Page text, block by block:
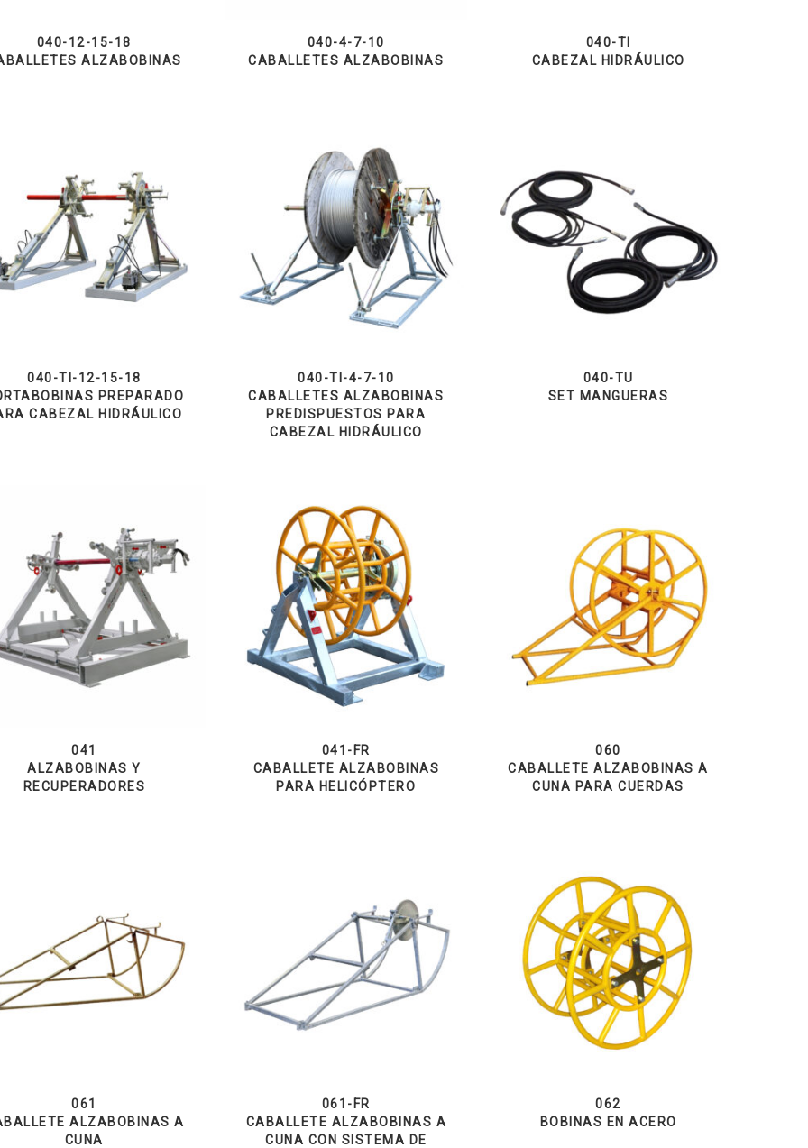
040-12-15-18
ALZABOBINAS
040-4-7-10
CABALLETES ALZABOBINAS
040-TI
CABEZAL HIDRÁULICO
040-TI-12-15-18
PREPARADO
CABEZAL HIDRÁULICO
040-TI-4-7-10
CABALLETES ALZABOBINAS
PREDISPUESTOS PARA
CABEZAL HIDRÁULICO
040-TU
SET MANGUERAS
041
ALZABOBINAS Y
RECUPERADORES
041-FR
CABALLETE ALZABOBINAS
PARA HELICÓPTERO
060
CABALLETE ALZABOBINAS A
CUNA PARA CUERDAS
061
ALZABOBINAS A
CUNA
061-FR
CABALLETE ALZABOBINAS A
CUNA CON SISTEMA DE
062
BOBINAS EN ACERO